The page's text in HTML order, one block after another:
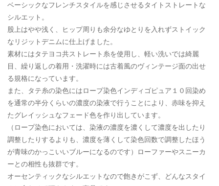
ベーシックなフレンチスタイルを感じさせるタイトストレートな
シルエット。
股上はやや浅く、ヒップ周りも余分なゆとりを入れずストイック
なリジットデニムに仕上げました。
素材にはタテヨコ共ストレート糸を使用し、軽い洗いでは綺麗
目、繰り返しの着用・洗濯時には古着風のヴィンテージ面の出せ
る規格になっています。
また、タテ糸の染色にはロープ染色インディゴピュア１０回染め
を通常の半分くらいの濃度の染液で行うことにより、赤味を抑え
たグレイッシュなフェード色を作り出しています。
（ロープ染色においては、染液の濃度を濃くして濃度を出したり
調整したりするよりも、濃度を薄くして染色回数で調整したほう
が青味のかっこいいブルーになるのです）ローファーやスニーカ
ーとの相性も抜群です。
オーセンティックなシルエットなので飽きがこず、どんなスタイ